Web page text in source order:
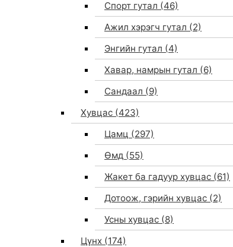
Спорт гутал (46)
Ажил хэрэгч гутал (2)
Энгийн гутал (4)
Хавар, намрын гутал (6)
Сандаал (9)
Хувцас (423)
Цамц (297)
Өмд (55)
Жакет ба гадуур хувцас (61)
Дотоож, гэрийн хувцас (2)
Усны хувцас (8)
Цүнх (174)